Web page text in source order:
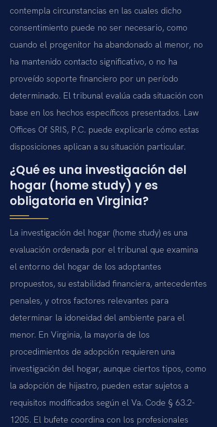
contempla circunstancias en las cuales dicho
consentimiento puede no ser necesario, como
cuando el progenitor ha abandonado al menor, no
ha mantenido contacto significativo, o no ha
proveído soporte financiero por un período
determinado. El tribunal evalúa cada situación con
base en los hechos específicos presentados. Law
Offices Of SRIS, P.C. puede explicarle cómo estas
disposiciones aplican a su situación particular.
¿Qué es una investigación del
hogar (home study) y es
obligatoria en Virginia?
La investigación del hogar (home study) es una
evaluación ordenada por el tribunal que examina
el entorno del hogar de los adoptantes
propuestos, su estabilidad financiera, antecedentes
penales, y otros factores relevantes para
determinar la idoneidad del ambiente para el
menor. En Virginia, la mayoría de los
procedimientos de adopción requieren una
investigación del hogar, aunque ciertos tipos, como
la adopción de hijastro, pueden estar sujetos a
requisitos modificados según el Va. Code § 63.2-
1205. El bufete coordina con los profesionales